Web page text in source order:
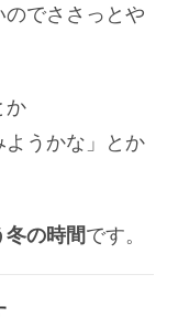
でささっとや
か
ようかな」とか
冬の時間です。